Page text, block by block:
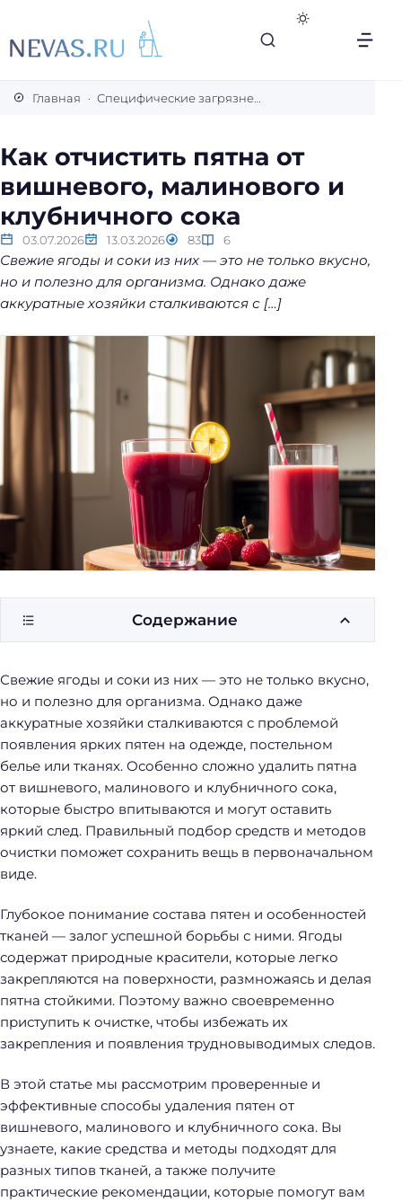
е
к
е
т
ы
л
е
г
о
р
Главная Специфические загрязнения
Как отчистить пятна от
вишневого, малинового и
клубничного сока
03.07.2026 13.03.2026 83 6
Свежие ягоды и соки из них — это не только вкусно,
но и полезно для организма. Однако даже
аккуратные хозяйки сталкиваются с […]
Свежие ягоды и соки из них — это не только вкусно,
но и полезно для организма. Однако даже
аккуратные хозяйки сталкиваются с проблемой
появления ярких пятен на одежде, постельном
белье или тканях. Особенно сложно удалить пятна
от вишневого, малинового и клубничного сока,
которые быстро впитываются и могут оставить
яркий след. Правильный подбор средств и методов
очистки поможет сохранить вещь в первоначальном
виде.
Глубокое понимание состава пятен и особенностей
тканей — залог успешной борьбы с ними. Ягоды
содержат природные красители, которые легко
закрепляются на поверхности, размножаясь и делая
пятна стойкими. Поэтому важно своевременно
приступить к очистке, чтобы избежать их
закрепления и появления трудновыводимых следов.
В этой статье мы рассмотрим проверенные и
эффективные способы удаления пятен от
вишневого, малинового и клубничного сока. Вы
узнаете, какие средства и методы подходят для
разных типов тканей, а также получите
практические рекомендации, которые помогут вам
Содержание